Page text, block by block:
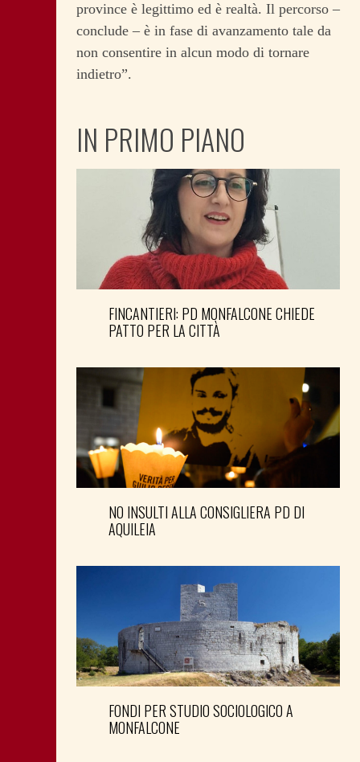
province è legittimo ed è realtà. Il percorso –
conclude – è in fase di avanzamento tale da
non consentire in alcun modo di tornare
indietro”.
IN PRIMO PIANO
FINCANTIERI: PD MONFALCONE CHIEDE
PATTO PER LA CITTÀ
NO INSULTI ALLA CONSIGLIERA PD DI
AQUILEIA
FONDI PER STUDIO SOCIOLOGICO A
MONFALCONE